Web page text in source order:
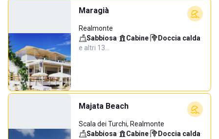
Maragià
Realmonte
Sabbiosa· Cabine· Doccia calda·
e altri 13…
Majata Beach
Scala dei Turchi, Realmonte
Sabbiosa· Cabine· Doccia calda·